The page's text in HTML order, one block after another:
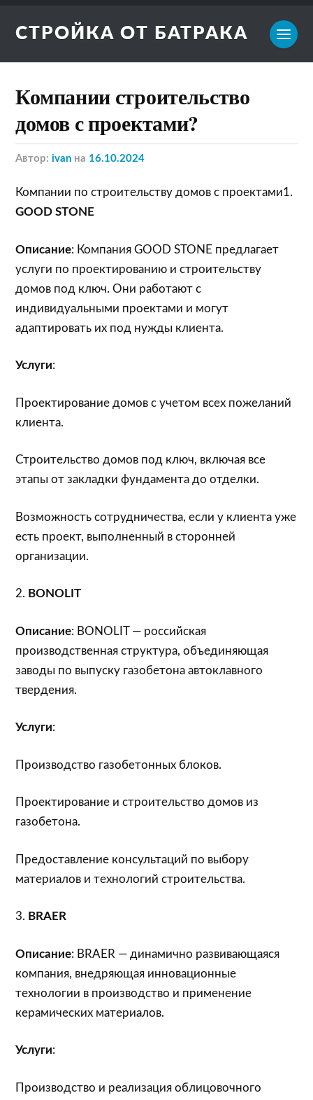
СТРОЙКА ОТ БАТРАКА
Компании строительство
домов с проектами?
Автор:ivan на 16.10.2024
Компании по строительству домов с проектами1.
GOOD STONE
Описание: Компания GOOD STONE предлагает
услуги по проектированию и строительству
домов под ключ. Они работают с
индивидуальными проектами и могут
адаптировать их под нужды клиента.
Услуги:
Проектирование домов с учетом всех пожеланий
клиента.
Строительство домов под ключ, включая все
этапы от закладки фундамента до отделки.
Возможность сотрудничества, если у клиента уже
есть проект, выполненный в сторонней
организации.
2. BONOLIT
Описание: BONOLIT — российская
производственная структура, объединяющая
заводы по выпуску газобетона автоклавного
твердения.
Услуги:
Производство газобетонных блоков.
Проектирование и строительство домов из
газобетона.
Предоставление консультаций по выбору
материалов и технологий строительства.
3. BRAER
Описание: BRAER — динамично развивающаяся
компания, внедряющая инновационные
технологии в производство и применение
керамических материалов.
Услуги:
Производство и реализация облицовочного